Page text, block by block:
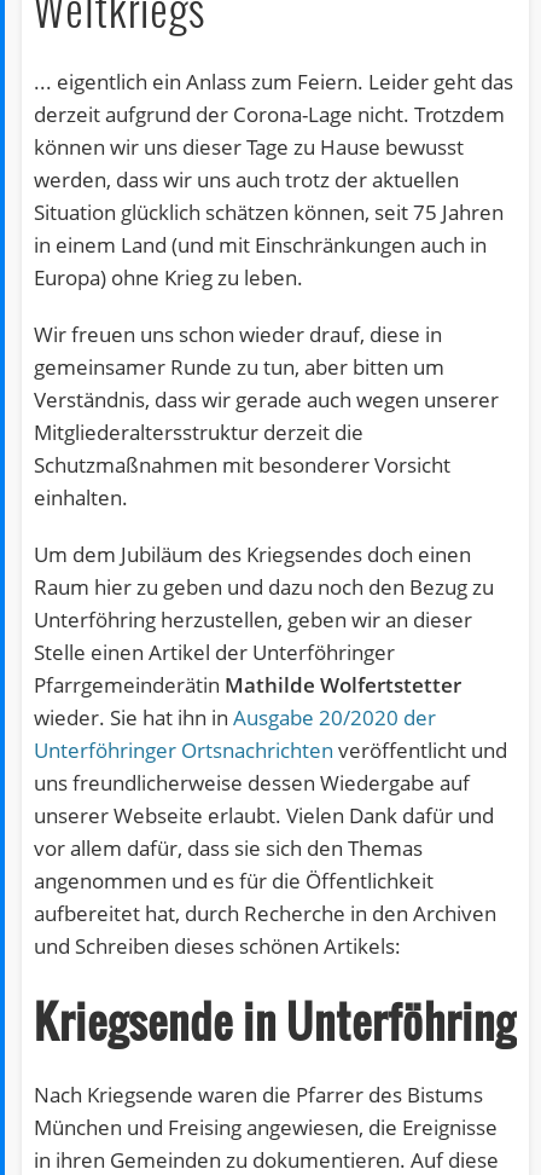
... eigentlich ein Anlass zum Feiern. Leider geht das
derzeit aufgrund der Corona-Lage nicht. Trotzdem
können wir uns dieser Tage zu Hause bewusst
werden, dass wir uns auch trotz der aktuellen
Situation glücklich schätzen können, seit 75 Jahren
in einem Land (und mit Einschränkungen auch in
Europa) ohne Krieg zu leben.
Wir freuen uns schon wieder drauf, diese in
gemeinsamer Runde zu tun, aber bitten um
Verständnis, dass wir gerade auch wegen unserer
Mitgliederaltersstruktur derzeit die
Schutzmaßnahmen mit besonderer Vorsicht
einhalten.
Um dem Jubiläum des Kriegsendes doch einen
Raum hier zu geben und dazu noch den Bezug zu
Unterföhring herzustellen, geben wir an dieser
Stelle einen Artikel der Unterföhringer
Pfarrgemeinderätin Mathilde Wolfertstetter
wieder. Sie hat ihn inAusgabe 20/2020 der
Unterföhringer Ortsnachrichten veröffentlicht und
uns freundlicherweise dessen Wiedergabe auf
unserer Webseite erlaubt. Vielen Dank dafür und
vor allem dafür, dass sie sich den Themas
angenommen und es für die Öffentlichkeit
aufbereitet hat, durch Recherche in den Archiven
und Schreiben dieses schönen Artikels:
Kriegsende in Unterföhring
Nach Kriegsende waren die Pfarrer des Bistums
München und Freising angewiesen, die Ereignisse
in ihren Gemeinden zu dokumentieren. Auf diese